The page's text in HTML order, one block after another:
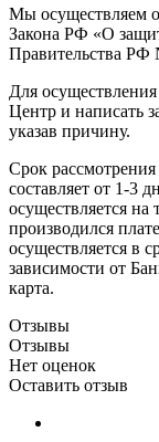
Мы осуществляем
Закона РФ «О
Правительства РФ
Для
Центр и написать
указав причину.
Срок рассмотрения
составляет от 1-3
осуществляется на
производился
осуществляется в
зависимости от
карта.
Отзывы
Отзывы
Нет оценок
Оставить отзыв